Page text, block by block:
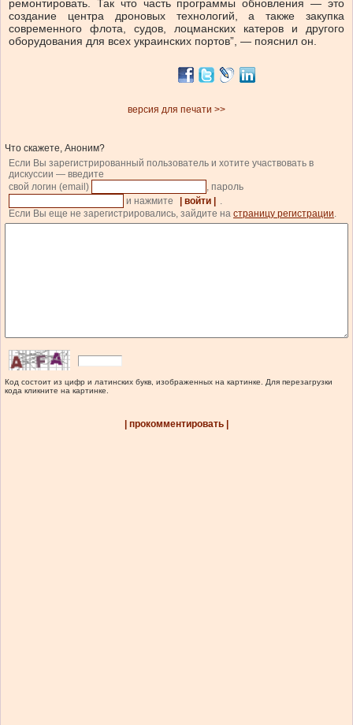
ремонтировать. Так что часть программы обновления — это
создание центра дроновых технологий, а также закупка
современного флота, судов, лоцманских катеров и другого
оборудования для всех украинских портов”, — пояснил он.
версия для печати >>
Что скажете, Аноним?
Если Вы зарегистрированный пользователь и хотите участвовать в
дискуссии — введите
свой логин (email)
, пароль
и нажмите
| войти |
.
Если Вы еще не зарегистрировались, зайдите на страницу регистрации.
Код состоит из цифр и латинских букв, изображенных на картинке. Для перезагрузки
кода кликните на картинке.
| прокомментировать |